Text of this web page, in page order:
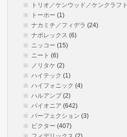
トリオ／ケンウッド／ケンクラフト
トーホー (1)
ナカミチ／フィデラ (24)
ナポレックス (6)
ニッコー (15)
ニート (6)
ノリタケ (2)
ハイテック (1)
ハイフォニック (4)
ハルアンプ(2)
パイオニア (642)
パーフェクション (3)
ビクター (407)